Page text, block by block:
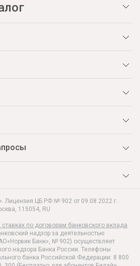
Лицензия ЦБ РФ № 902 от 09.08.2022 г.
, 115054, RU
по договорам банковского вклада
надзор за деятельностью
Банк», № 902) осуществляет
надзора Банка России. Телефоны
банка Российской Федерации: 8 800